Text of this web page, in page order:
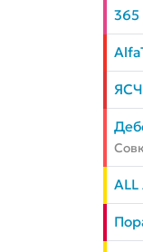
365
ALL